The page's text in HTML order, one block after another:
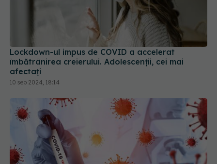
Lockdown-ul impus de COVID a accelerat
îmbătrânirea creierului. Adolescenții, cei mai
afectați
10 sep 2024, 18:14